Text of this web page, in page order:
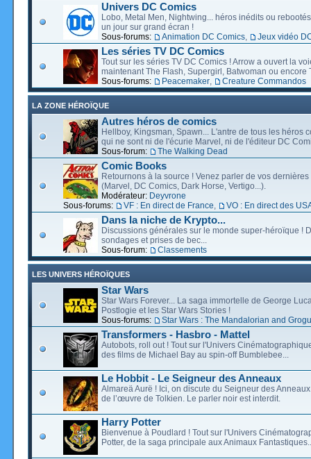
Univers DC Comics
Lobo, Metal Men, Nightwing... héros inédits ou
un jour sur grand écran !
Sous-forums:
Animation DC Comics Jeux vidéo
Les séries TV DC Comics
Tout sur les séries TV DC Comics ! Arrow a ouvert la
maintenant The Flash, Supergirl, Batwoman ou encore
Sous-forums:
Peacemaker Creature Commandos
LA ZONE HÉROÏQUE
Autres héros de comics
Hellboy, Kingsman, Spawn... L'antre de tous les héros
qui ne sont ni de l'écurie Marvel, ni de l'éditeur DC
Sous-forum:
The Walking Dead
Comic Books
Retournons à la source ! Venez parler de vos dernières
(Marvel, DC Comics, Dark Horse, Vertigo...).
Modérateur: Deyvrone
Sous-forums:
VF : En direct de France VO : En direct des
Dans la niche de Krypto...
Discussions générales sur le monde super-héroïque !
sondages et prises de bec...
Sous-forum:
Classements
LES UNIVERS HÉROÏQUES
Star Wars
Star Wars Forever... La saga immortelle de George
Postlogie et les Star Wars Stories !
Sous-forums:
Star Wars : The Mandalorian and Grogu
Transformers - Hasbro - Mattel
Autobots, roll out ! Tout sur l'Univers
des films de Michael Bay au spin-off Bumblebee...
Le Hobbit - Le Seigneur des Anneaux
Almareä Aurë ! Ici, on discute du Seigneur des
de l’œuvre de Tolkien. Le parler noir est interdit.
Harry Potter
Bienvenue à Poudlard ! Tout sur l'Univers
Potter, de la saga principale aux Animaux